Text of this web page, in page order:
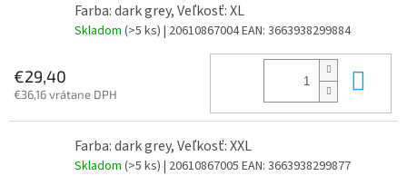
Farba: dark grey, Veľkosť: XL
Skladom (>5 ks) | 20610867004EAN: 3663938299884
€29,40
€36,16 vrátane DPH
Farba: dark grey, Veľkosť: XXL
Skladom (>5 ks) | 20610867005 EAN: 3663938299877